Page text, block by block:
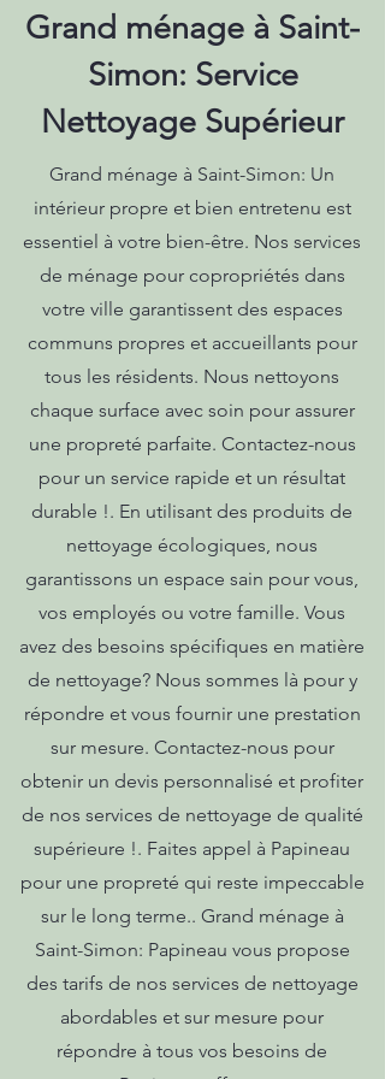
Grand ménage à Saint-
Simon: Service
Nettoyage Supérieur
Grand ménage à Saint-Simon: Un
intérieur propre et bien entretenu est
essentiel à votre bien-être. Nos services
de ménage pour copropriétés dans
votre ville garantissent des espaces
communs propres et accueillants pour
tous les résidents. Nous nettoyons
chaque surface avec soin pour assurer
une propreté parfaite. Contactez-nous
pour un service rapide et un résultat
durable !. En utilisant des produits de
nettoyage écologiques, nous
garantissons un espace sain pour vous,
vos employés ou votre famille. Vous
avez des besoins spécifiques en matière
de nettoyage? Nous sommes là pour y
répondre et vous fournir une prestation
sur mesure. Contactez-nous pour
obtenir un devis personnalisé et profiter
de nos services de nettoyage de qualité
supérieure !. Faites appel à Papineau
pour une propreté qui reste impeccable
sur le long terme.. Grand ménage à
Saint-Simon: Papineau vous propose
des tarifs de nos services de nettoyage
abordables et sur mesure pour
répondre à tous vos besoins de